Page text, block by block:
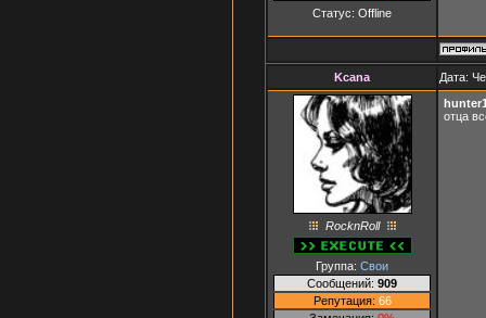
Статус: Offline
Kcana Дата:
RocknRoll
Группа: Свои
Сообщений: 909
Репутация: 66
отца